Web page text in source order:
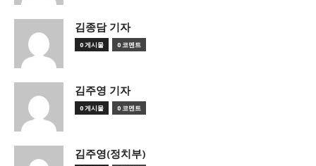
김종담 기자
0 게시물 0 코멘트
김주영 기자
0 게시물 0 코멘트
김주영(정치부)